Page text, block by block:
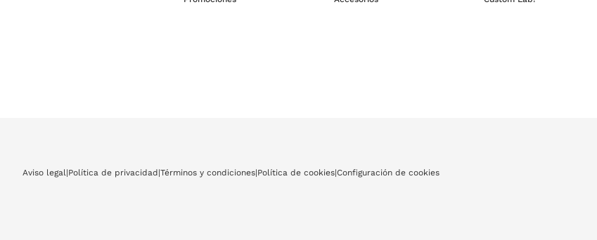
Aviso legal|Política de privacidad |Términos y condiciones|Política de cookies|Configuración de cookies